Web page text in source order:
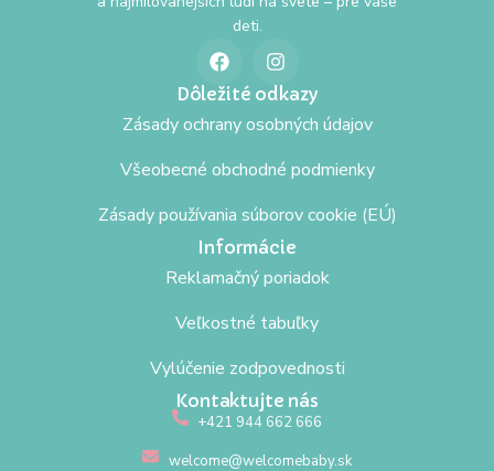
deti.
Dôležité odkazy
Zásady ochrany osobných údajov
Všeobecné obchodné podmienky
Zásady používania súborov cookie (EÚ)
Informácie
Reklamačný poriadok
Veľkostné tabuľky
Vylúčenie zodpovednosti
Kontaktujte nás
+421 944 662 666
welcome@welcomebaby.sk